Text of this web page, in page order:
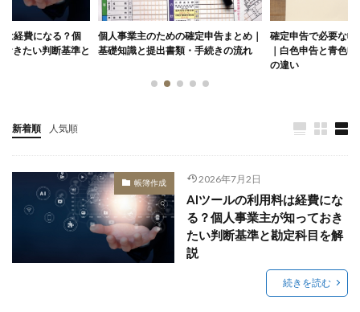
経費になる？個
きたい判断基準と
個人事業主のための確定申告まとめ｜
基礎知識と提出書類・手続きの流れ
確定申告で必要な
｜白色申告と青色
の違い
新着順 人気順
帳簿作成 2026年7月2日
AIツールの利用料は経費にな
る？個人事業主が知っておき
たい判断基準と勘定科目を解
説
続きを読む